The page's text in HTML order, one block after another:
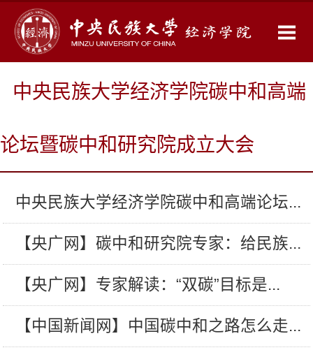
中央民族大学经济学院碳中和高端
论坛暨碳中和研究院成立大会
中央民族大学经济学院碳中和高端论坛...
【央广网】碳中和研究院专家：给民族...
【央广网】专家解读：“双碳”目标是...
【中国新闻网】中国碳中和之路怎么走...